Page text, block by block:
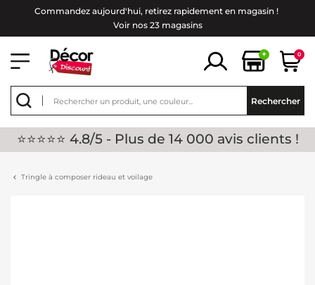
Commandez aujourd'hui, retirez rapidement en magasin !
Voir nos 23 magasins
+ 0
Rechercher
⭐⭐⭐⭐⭐ 4.8/5 - Plus de 14 000 avis clients !
Tringle à composer rideau et voilage